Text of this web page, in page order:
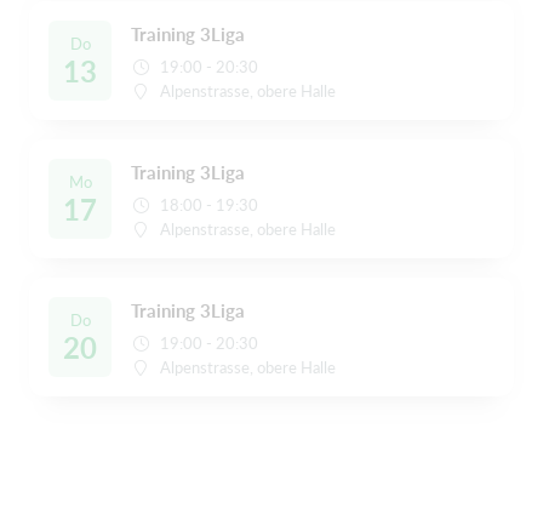
Do
13
Training 3Liga
19:00 - 20:30
Alpenstrasse, obere Halle
Mo
17
Training 3Liga
18:00 - 19:30
Alpenstrasse, obere Halle
Do
20
Training 3Liga
19:00 - 20:30
Alpenstrasse, obere Halle